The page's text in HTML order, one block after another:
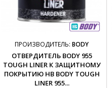
ПРОИЗВОДИТЕЛЬ: BODY
ОТВЕРДИТЕЛЬ BODY 955
TOUGH LINER К ЗАЩИТНОМУ
ПОКРЫТИЮ HB BODY TOUGH
LINER 955...